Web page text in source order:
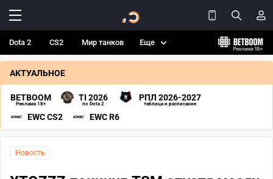
Dota 2 CS2 Мир танков Еще
АКТУАЛЬНОЕ
BETBOOM
Реклама 18+
TI 2026
по Dota 2
РПЛ 2026-2027
таблица и расписание
EWC CS2 EWC R6
Новость